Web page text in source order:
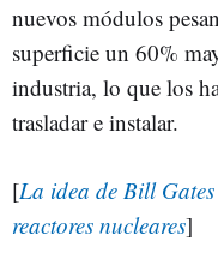
nuevos módulos
superficie un 60%
industria, lo que los
trasladar e instalar.
[La idea de Bill
reactores nucleares]